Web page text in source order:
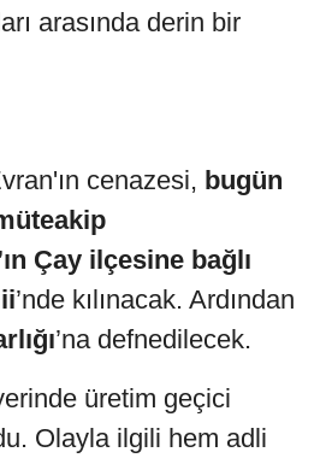
arasında derin bir
cenazesi, bugün
Çay ilçesine bağlı
’nde kılınacak. Ardından
’na defnedilecek.
üretim geçici
Olayla ilgili hem adli